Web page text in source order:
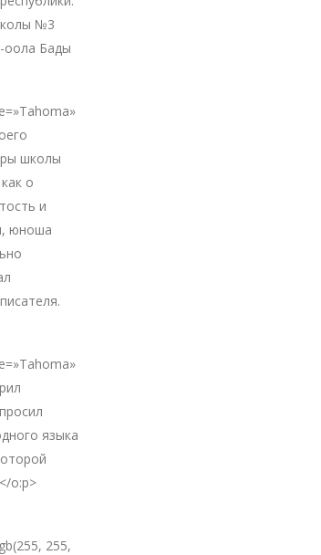
№3
оола Бады
школы
о
и
юноша
языка
o:p>
255,